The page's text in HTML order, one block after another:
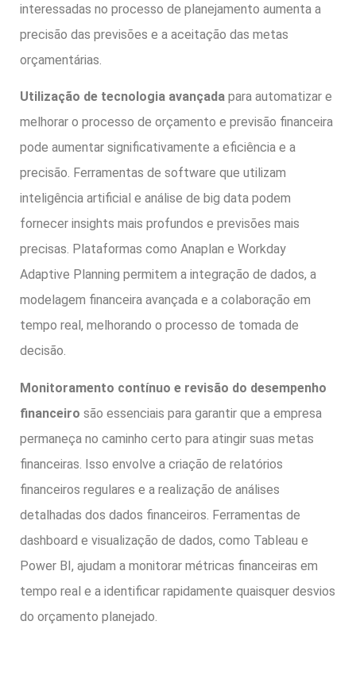
interessadas no processo de planejamento aumenta a
precisão das previsões e a aceitação das metas
orçamentárias.
Utilização de tecnologia avançada para automatizar e
melhorar o processo de orçamento e previsão financeira
pode aumentar significativamente a eficiência e a
precisão. Ferramentas de software que utilizam
inteligência artificial e análise de big data podem
fornecer insights mais profundos e previsões mais
precisas. Plataformas como Anaplan e Workday
Adaptive Planning permitem a integração de dados, a
modelagem financeira avançada e a colaboração em
tempo real, melhorando o processo de tomada de
decisão.
Monitoramento contínuo e revisão do desempenho
financeiro são essenciais para garantir que a empresa
permaneça no caminho certo para atingir suas metas
financeiras. Isso envolve a criação de relatórios
financeiros regulares e a realização de análises
detalhadas dos dados financeiros. Ferramentas de
dashboard e visualização de dados, como Tableau e
Power BI, ajudam a monitorar métricas financeiras em
tempo real e a identificar rapidamente quaisquer desvios
do orçamento planejado.